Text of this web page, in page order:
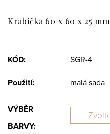
Krabička 60 x 60 x 25 mm
KÓD: SGR-4
Použití: malá sada
VÝBĚR
BARVY: